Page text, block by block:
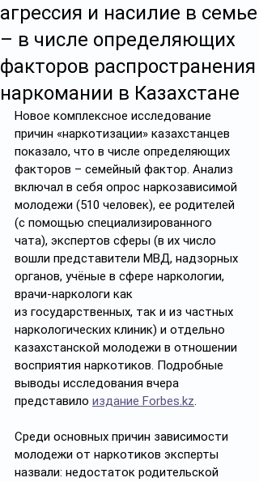
агрессия и насилие в семье
– в числе определяющих
факторов распространения
наркомании в Казахстане
Новое комплексное исследование
причин «наркотизации» казахстанцев
показало, что в числе определяющих
факторов – семейный фактор. Анализ
включал в себя опрос наркозависимой
молодежи (510 человек), ее родителей
(с помощью специализированного
чата), экспертов сферы (в их число
вошли представители МВД, надзорных
органов, учёные в сфере наркологии,
врачи-наркологи как
из государственных, так и из частных
наркологических клиник) и отдельно
казахстанской молодежи в отношении
восприятия наркотиков. Подробные
выводы исследования вчера
представило издание Forbes.kz.
Среди основных причин зависимости
молодежи от наркотиков эксперты
назвали: недостаток родительской